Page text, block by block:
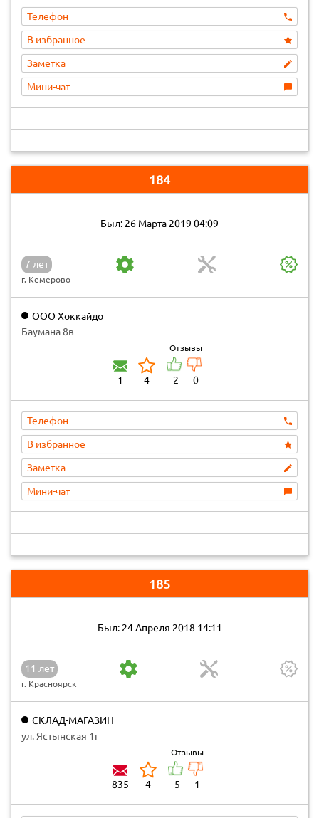
Телефон
В избранное
Заметка
Мини-чат
184
Был: 26 Марта 2019 04:09
7 лет
г. Кемерово
ООО Хоккайдо
Баумана 8в
1 4
Отзывы
2 0
Телефон
В избранное
Заметка
Мини-чат
185
Был: 24 Апреля 2018 14:11
11 лет
г. Красноярск
СКЛАД-МАГАЗИН
ул. Ястынская 1г
835 4
Отзывы
5 1